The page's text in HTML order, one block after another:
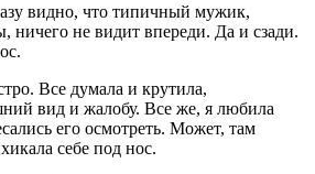
видно, что типичный мужик,
ничего не видит впереди. Да и сзади.
Все думала и крутила,
вид и жалобу. Все же, я любила
его осмотреть. Может, там
себе под нос.